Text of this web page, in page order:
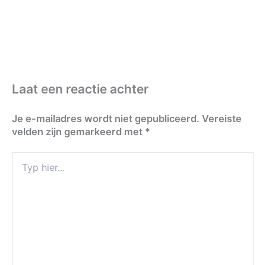
Laat een reactie achter
Je e-mailadres wordt niet gepubliceerd. Vereiste
velden zijn gemarkeerd met *
hier...